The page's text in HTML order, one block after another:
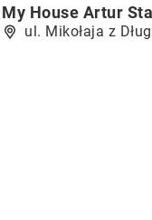
My House Artur
ul. Mikołaja z